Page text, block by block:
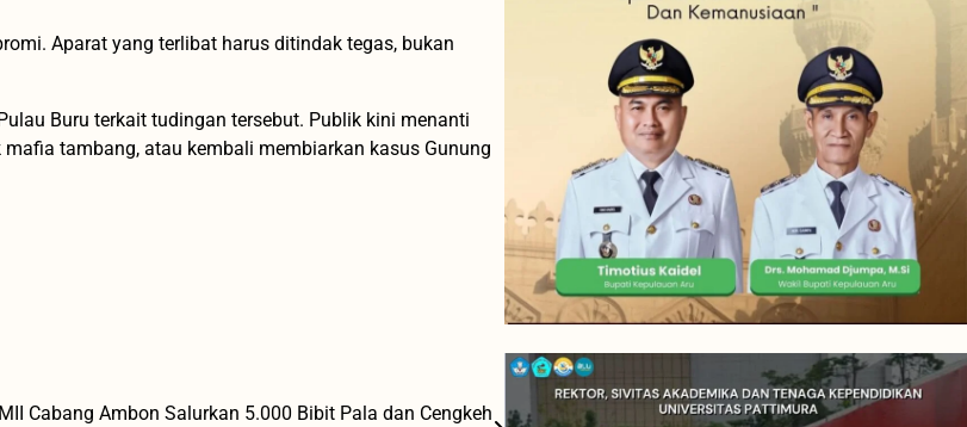
Aparat yang terlibat harus ditindak tegas, bukan
Buru terkait tudingan tersebut. Publik kini menanti
tambang, atau kembali membiarkan kasus Gunung
Cabang Ambon Salurkan 5.000 Bibit Pala dan Cengkeh